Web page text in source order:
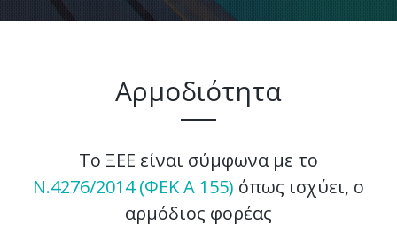
Αρμοδιότητα
Το ΞΕΕ είναι σύμφωνα με το
Ν.4276/2014 (ΦΕΚ Α 155) όπως ισχύει, ο
αρμόδιος φορέας